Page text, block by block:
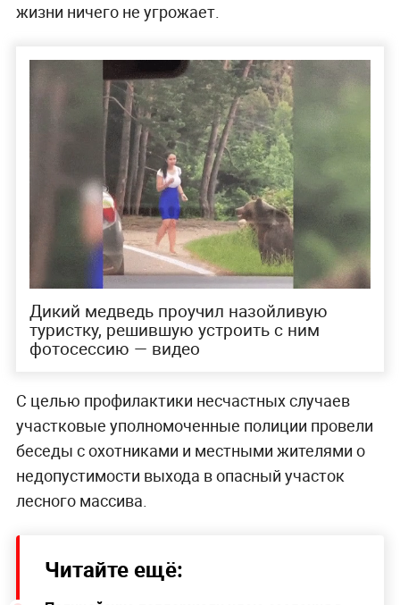
жизни ничего не угрожает.
Дикий медведь проучил назойливую
туристку, решившую устроить с ним
фотосессию — видео
С целью профилактики несчастных случаев
участковые уполномоченные полиции провели
беседы с охотниками и местными жителями о
недопустимости выхода в опасный участок
лесного массива.
Читайте ещё: